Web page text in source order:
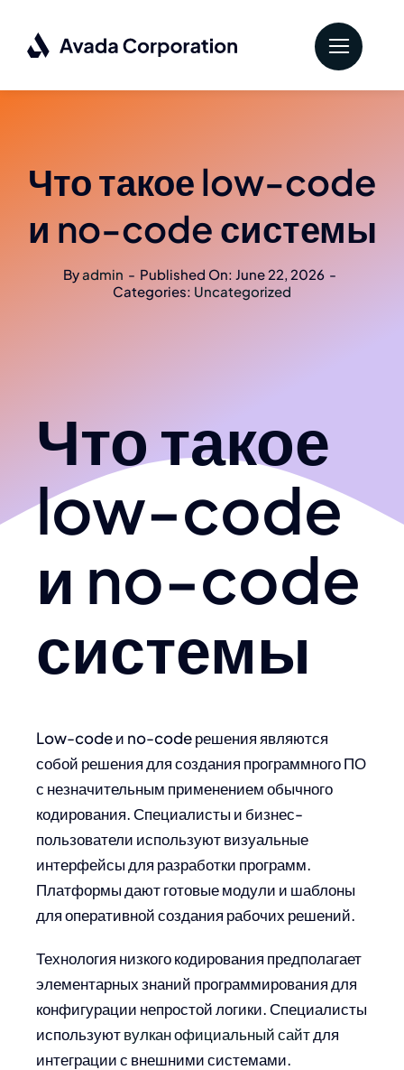
content
Что такое low-code
и no-code системы
Byadmin - Published On: June 22, 2026 -
Categories: Uncategorized
Что такое
low-code
и no-code
системы
Low-code и no-code решения являются
собой решения для создания программного ПО
с незначительным применением обычного
кодирования. Специалисты и бизнес-
пользователи используют визуальные
интерфейсы для разработки программ.
Платформы дают готовые модули и шаблоны
для оперативной создания рабочих решений.
Технология низкого кодирования предполагает
элементарных знаний программирования для
конфигурации непростой логики. Специалисты
используютвулкан официальный сайтдля
интеграции с внешними системами.